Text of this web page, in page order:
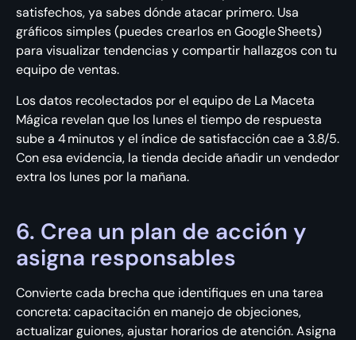
satisfechos, ya sabes dónde atacar primero. Usa
gráficos simples (puedes crearlos en Google Sheets)
para visualizar tendencias y compartir hallazgos con tu
equipo de ventas.
Los datos recolectados por el equipo de La Maceta
Mágica revelan que los lunes el tiempo de respuesta
sube a 4 minutos y el índice de satisfacción cae a 3.8/5.
Con esa evidencia, la tienda decide añadir un vendedor
extra los lunes por la mañana.
6. Crea un plan de acción y
asigna responsables
Convierte cada brecha que identifiques en una tarea
concreta: capacitación en manejo de objeciones,
actualizar guiones, ajustar horarios de atención. Asigna